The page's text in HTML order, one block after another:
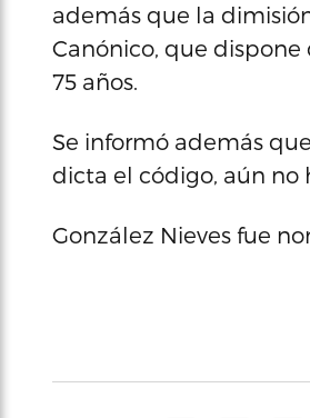
además que la
Canónico, que
75 años.
Se informó además
dicta el código, aún no
González Nieves fue